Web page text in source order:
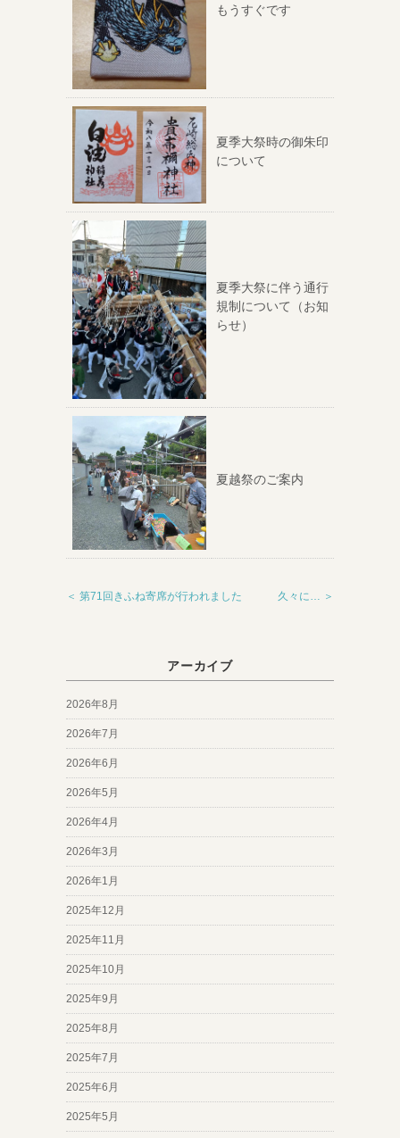
もうすぐです
夏季大祭時の御朱印
について
夏季大祭に伴う通行
規制について（お知
らせ）
夏越祭のご案内
＜ 第71回きふね寄席が行われました 久々に… ＞
アーカイブ
2026年8月
2026年7月
2026年6月
2026年5月
2026年4月
2026年3月
2026年1月
2025年12月
2025年11月
2025年10月
2025年9月
2025年8月
2025年7月
2025年6月
2025年5月